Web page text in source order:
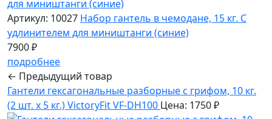
Артикул: 10027 Набор гантель в чемодане, 15 кг. С
удлинителем для миништанги (синие)
7900 ₽
подробнее
← Предыдущий товар
Гантели гексагональные разборные с грифом, 10 кг.
(2 шт. х 5 кг.) VictoryFit VF-DН100 Цена: 1750 ₽